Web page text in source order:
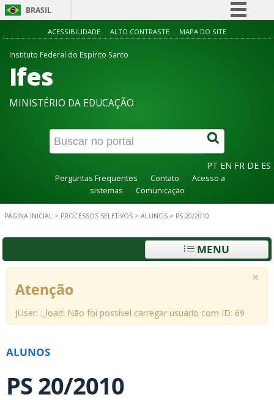
BRASIL
Simplifique!
Canais
ACESSIBILIDADE ALTO CONTRASTE MAPA DO SITE
Instituto Federal do Espírito Santo
Ifes
MINISTÉRIO DA EDUCAÇÃO
PT EN FR DE ES
Perguntas Frequentes Contato
Acesso a
sistemas
Comunicação
PÁGINA INICIAL > PROCESSOS SELETIVOS > ALUNOS > PS 20/2010
MENU
×
Atenção
JUser: :_load: Não foi possível carregar usuário com ID: 69
ALUNOS
PS 20/2010